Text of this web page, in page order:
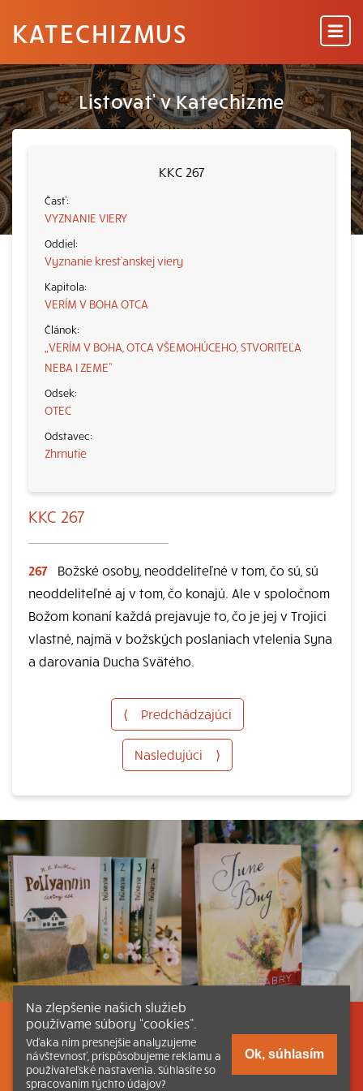
KATECHIZMUS
Listovať v Katechizme
KKC 267
VYZNANIE VIERY
Vyznanie kresťanskej viery
VERÍM V BOHA OTCA
„VERÍM V BOHA, OTCA VŠEMOHÚCEHO, STVORITEĽA
NEBA I ZEME“
OTEC
Zhrnutie
KKC 267
267
Božské osoby, neoddeliteľné v tom, čo sú, sú
neoddeliteľné aj v tom, čo konajú. Ale v spoločnom
Božom konaní každá prejavuje to, čo je jej v Trojici
vlastné, najmä v božských poslaniach vtelenia Syna
a darovania Ducha Svätého.
⟨ Predchádzajúci
Nasledujúci ⟩
Listovať Obsah Dokumenty a články
Kontakt Tlačená verzia Katechizmu
Na zlepšenie našich služieb
používame súbory “cookies”.
Vďaka nim presnejšie analyzujeme
návštevnosť, prispôsobujeme reklamu a
používateľské nastavenia. Súhlasíte so
spracovaním týchto údajov?
Ok, súhlasím